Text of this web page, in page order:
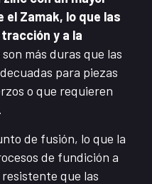
el Zamak, lo que las
y a la
más duras que las
para piezas
o que requieren
de fusión, lo que la
de fundición a
que las